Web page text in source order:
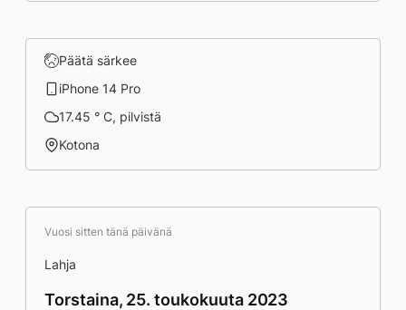
Päätä särkee
iPhone 14 Pro
17.45 ° C, pilvistä
Kotona
Vuosi sitten tänä päivänä
Lahja
Torstaina, 25. toukokuuta 2023